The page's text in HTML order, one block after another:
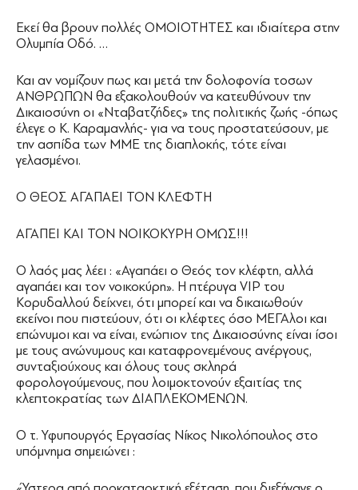
Εκεί θα βρουν πολλές ΟΜΟΙΟΤΗΤΕΣ και ιδιαίτερα στην
Ολυμπία Οδό. …
Και αν νομίζουν πως και μετά την δολοφονία τοσων
ΑΝΘΡΩΠΩΝ θα εξακολουθούν να κατευθύνουν την
Δικαιοσύνη οι «Νταβατζήδες» της πολιτικής ζωής -όπως
έλεγε ο Κ. Καραμανλής- για να τους προστατεύσουν, με
την ασπίδα των ΜΜΕ της διαπλοκής, τότε είναι
γελασμένοι.
Ο ΘΕΟΣ ΑΓΑΠΑΕΙ ΤΟΝ ΚΛΕΦΤΗ
ΑΓΑΠΕΙ ΚΑΙ ΤΟΝ ΝΟΙΚΟΚΥΡΗ ΟΜΩΣ!!!
Ο λαός μας λέει : «Αγαπάει ο Θεός τον κλέφτη, αλλά
αγαπάει και τον νοικοκύρη». Η πτέρυγα VIP του
Κορυδαλλού δείχνει, ότι μπορεί και να δικαιωθούν
εκείνοι που πιστεύουν, ότι οι κλέφτες όσο ΜΕΓΑλοι και
επώνυμοι και να είναι, ενώπιον της Δικαιοσύνης είναι ίσοι
με τους ανώνυμους και καταφρονεμένους ανέργους,
συνταξιούχους και όλους τους σκληρά
φορολογούμενους, που λοιμοκτονούν εξαιτίας της
κλεπτοκρατίας των ΔΙΑΠΛΕΚΟΜΕΝΩΝ.
Ο τ. Υφυπουργός Εργασίας Νίκος Νικολόπουλος στο
υπόμνημα σημειώνει :